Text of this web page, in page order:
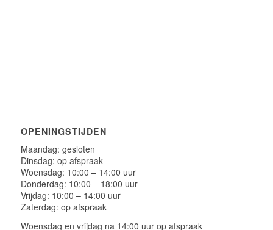
OPENINGSTIJDEN
Maandag: gesloten
Dinsdag: op afspraak
Woensdag: 10:00 – 14:00 uur
Donderdag: 10:00 – 18:00 uur
Vrijdag: 10:00 – 14:00 uur
Zaterdag: op afspraak
Woensdag en vrijdag na 14:00 uur op afspraak